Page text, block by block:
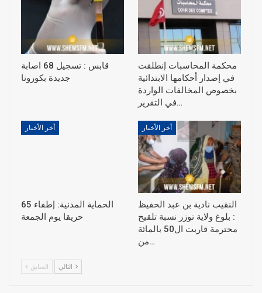
قابس : تسجيل 68 اصابة
جديدة بكورونا
محكمة المحاسبات إنطلقت
في إصدار أحكامها الابتدائية
بخصوص المخالفات الواردة
في التقرير…
أخر الأخبار
الحماية المدنية: إطفاء 65
حريقا يوم الجمعة
أخر الأخبار
النقيب نادية بن عبد الحفيظ
: بلوغ ولاية توزر نسبة تلقيح
محترمة قاربت ال50 بالمائة
من…
السابق